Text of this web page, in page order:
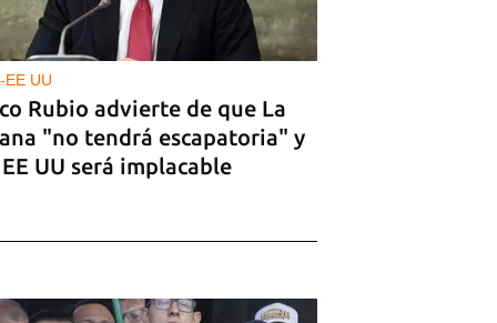
EE UU
Rubio advierte de que La
"no tendrá escapatoria" y
UU será implacable